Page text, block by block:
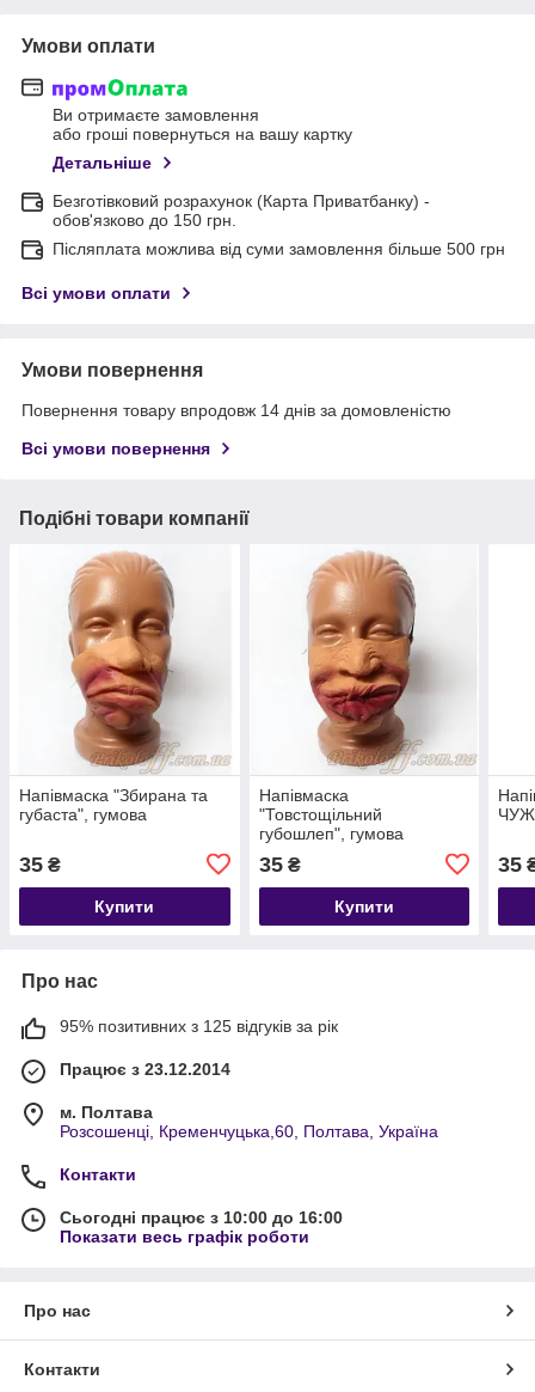
Умови оплати
Ви отримаєте замовлення
або гроші повернуться на вашу картку
Детальніше
Безготівковий розрахунок (Карта Приватбанку) -
обов'язково до 150 грн.
Післяплата можлива від суми замовлення більше 500 грн
Всі умови оплати
Умови повернення
Повернення товару впродовж 14 днів за домовленістю
Всі умови повернення
Подібні товари компанії
Напівмаска "Збирана та
губаста", гумова
35 ₴
Купити
Напівмаска
"Товстощільний
губошлеп", гумова
35₴
Купити
35
Про нас
95% позитивних з 125 відгуків за рік
Працює з 23.12.2014
м. Полтава
Розсошенці, Кременчуцька,60, Полтава, Україна
Контакти
Сьогодні працює з 10:00 до 16:00
Показати весь графік роботи
Про нас
Контакти